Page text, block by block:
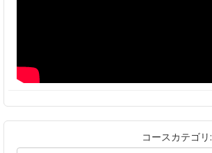
コースカテゴリ: